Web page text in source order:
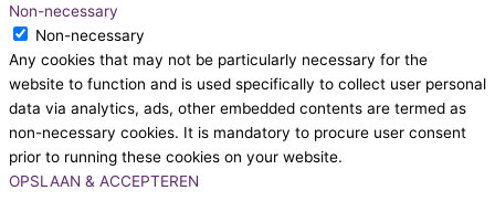
Non-necessary
Non-necessary
Any cookies that may not be particularly necessary for the
website to function and is used specifically to collect user personal
data via analytics, ads, other embedded contents are termed as
non-necessary cookies. It is mandatory to procure user consent
prior to running these cookies on your website.
OPSLAAN & ACCEPTEREN